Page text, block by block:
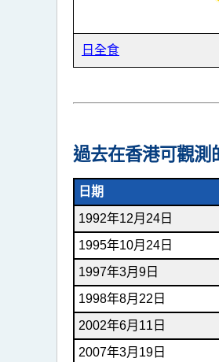
日全食
過去在香港可觀測
日期
1992年12月24日
1995年10月24日
1997年3月9日
1998年8月22日
2002年6月11日
2007年3月19日